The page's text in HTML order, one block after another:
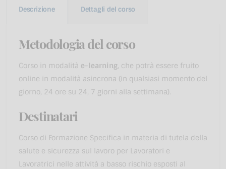
Descrizione Dettagli del corso
Metodologia del corso
Corso in modalità e-learning , che potrà essere fruito
online in modalità asincrona (in qualsiasi momento del
giorno, 24 ore su 24, 7 giorni alla settimana).
Destinatari
Corso di Formazione Specifica in materia di tutela della
salute e sicurezza sul lavoro per Lavoratori e
Lavoratrici nelle attività a basso rischio esposti al